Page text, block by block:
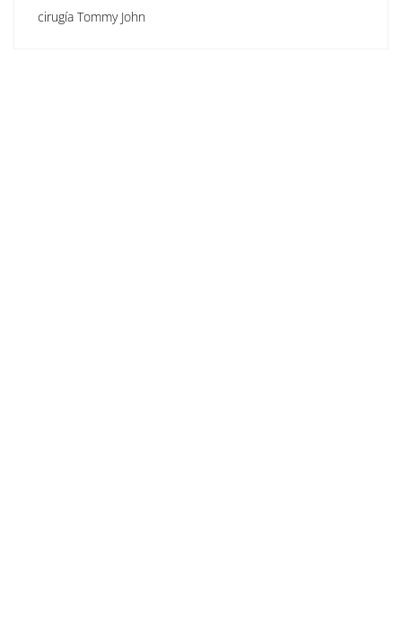
cirugía Tommy John